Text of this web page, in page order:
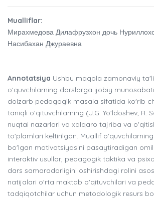
Mualliflar:
Мирахмедова Дилафрузхон дочь
Насибахан Джураевна
Annotatsiya Ushbu maqola zamonaviy
o'quvchilarning darslarga ijobiy
dolzarb pedagogik masala sifatida ko'rib
taniqli o'qituvchilarning (J.G. Yo'ldoshev, R.
nuqtai nazarlari va xalqaro tajriba va
to'plamlari keltirilgan. Muallif
bo'lgan motivatsiyasini pasaytiradigan
interaktiv usullar, pedagogik taktika va
dars samaradorligini oshirishdagi rolini
natijalari o'rta maktab o'qituvchilari va
tadqiqotchilar uchun metodologik resurs